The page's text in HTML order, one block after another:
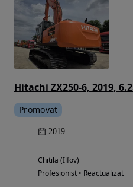
Promovat
2019
Chitila (Ilfov)
Profesionist • Reactualizat